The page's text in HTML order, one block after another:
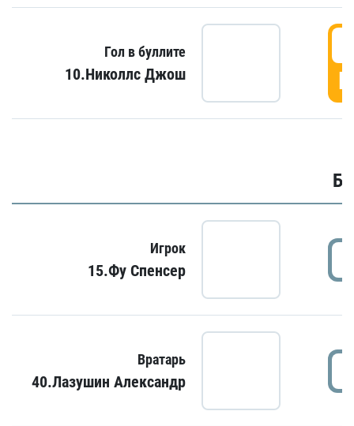
Гол в буллите
10.Николлс Джош
Игрок
15.Фу Спенсер
Вратарь
40.Лазушин Александр